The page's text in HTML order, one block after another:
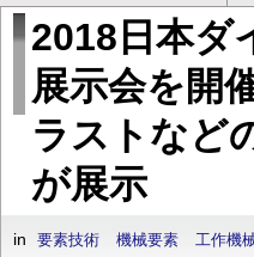
2018日本ダ
展示会を開
ラストなど
が展示
in 要素技術 機械要素 工作機